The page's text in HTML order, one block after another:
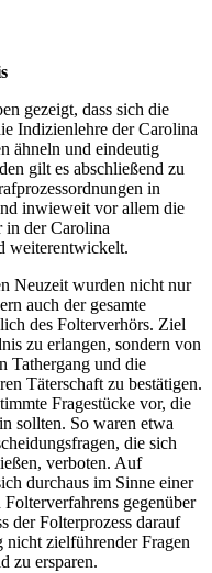
gezeigt, dass sich die
Indizienlehre der Carolina
ähneln und eindeutig
gilt es abschließend zu
in
inwieweit vor allem die
in der Carolina
weiterentwickelt.
Neuzeit wurden nicht nur
auch der gesamte
des Folterverhörs. Ziel
zu erlangen, sondern von
Tathergang und die
Täterschaft zu bestätigen.
Fragestücke vor, die
sollten. So waren etwa
die sich
verboten. Auf
durchaus im Sinne einer
gegenüber
der Folterprozess darauf
nicht zielführender Fragen
zu ersparen.